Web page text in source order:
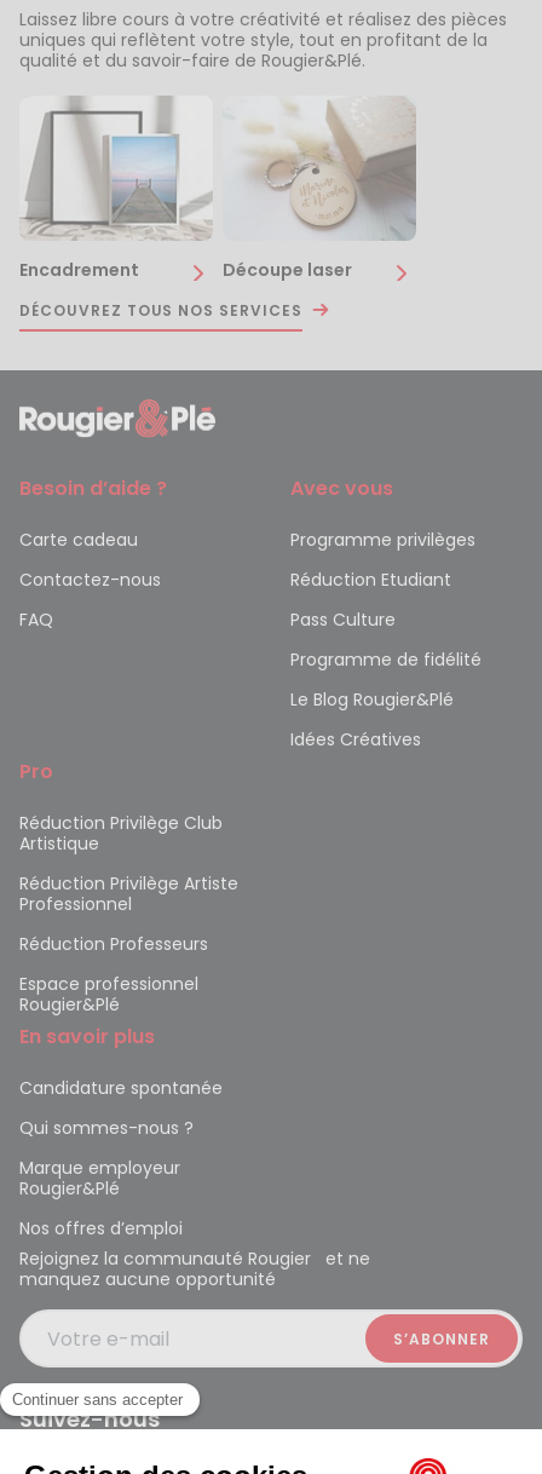
Laissez libre cours à votre créativité et réalisez des pièces
uniques qui reflètent votre style, tout en profitant de la
qualité et du savoir-faire de Rougier&Plé.
Encadrement Découpe laser
DÉCOUVREZ TOUS NOS SERVICES
Besoin d’aide ?
Carte cadeau
Contactez-nous
FAQ
Avec vous
Programme privilèges
Réduction Etudiant
Pass Culture
Programme de fidélité
Le Blog Rougier&Plé
Idées Créatives
Pro
Réduction Privilège Club
Artistique
Réduction Privilège Artiste
Professionnel
Réduction Professeurs
Espace professionnel
Rougier&Plé
En savoir plus
Candidature spontanée
Qui sommes-nous ?
Marque employeur
Rougier&Plé
Nos offres d’emploi
Rejoignez la communauté Rougier et ne
manquez aucune opportunité
Votre e-mail
Suivez-nous